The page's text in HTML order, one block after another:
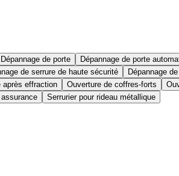
Dépannage de porte
Dépannage de porte
de serrure de haute sécurité Dépannage
après effraction Ouverture de coffres-forts
Serrurier pour rideau métallique